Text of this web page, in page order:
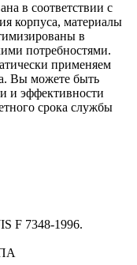
в соответствии с
корпуса, материалы
в
потребностями.
применяем
Вы можете быть
и эффективности
срока службы
7348-1996.